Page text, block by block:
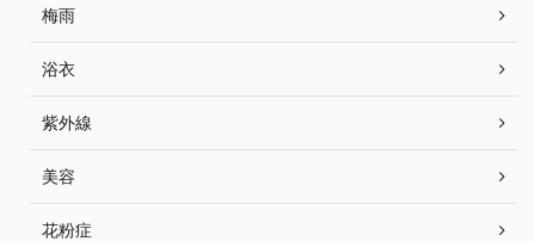
梅雨
浴衣
紫外線
美容
花粉症